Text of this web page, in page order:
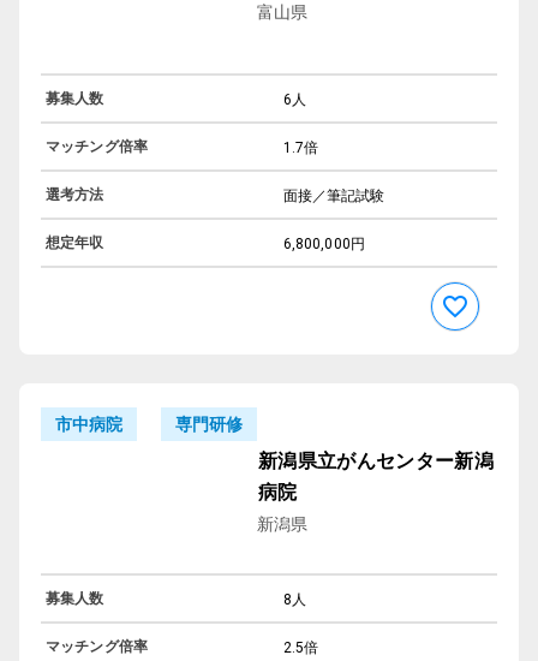
富山県
募集人数 6人
マッチング倍率 1.7倍
選考方法 面接／筆記試験
想定年収 6,800,000円
市中病院 専門研修
新潟県立がんセンター新潟
病院
新潟県
募集人数 8人
マッチング倍率 2.5倍